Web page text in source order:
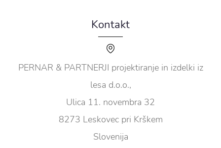
Kontakt
PERNAR & PARTNERJI projektiranje in izdelki iz
lesa d.o.o.,
Ulica 11. novembra 32
8273 Leskovec pri Krškem
Slovenija